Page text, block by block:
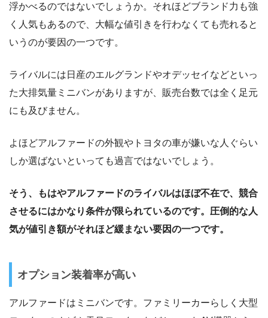
浮かべるのではないでしょうか。それほどブランド力も強
く人気もあるので、大幅な値引きを行わなくても売れると
いうのが要因の一つです。
ライバルには日産のエルグランドやオデッセイなどといっ
た大排気量ミニバンがありますが、販売台数では全く足元
にも及びません。
よほどアルファードの外観やトヨタの車が嫌いな人ぐらい
しか選ばないといっても過言ではないでしょう。
そう、もはやアルファードのライバルはほぼ不在で、競合
させるにはかなり条件が限られているのです。圧倒的な人
気が値引き額がそれほど緩まない要因の一つです。
オプション装着率が高い
アルファードはミニバンです。ファミリーカーらしく大型